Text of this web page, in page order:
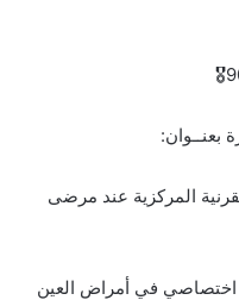
بعنــوان:
المركزية عند مرضى
اختصاصي في أمراض العين